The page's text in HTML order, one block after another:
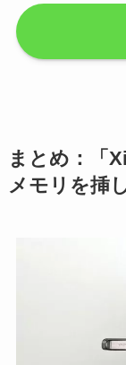
まとめ：「
メモリを挿